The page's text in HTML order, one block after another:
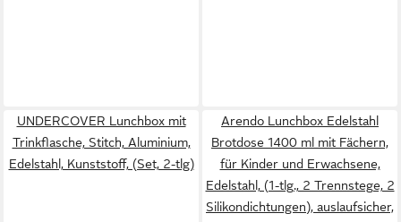
UNDERCOVER Lunchbox mit
Trinkflasche, Stitch, Aluminium,
Edelstahl, Kunststoff, (Set, 2-tlg)
Arendo Lunchbox Edelstahl
Brotdose 1400 ml mit Fächern,
für Kinder und Erwachsene,
Edelstahl, (1-tlg., 2 Trennstege, 2
Silikondichtungen), auslaufsicher,